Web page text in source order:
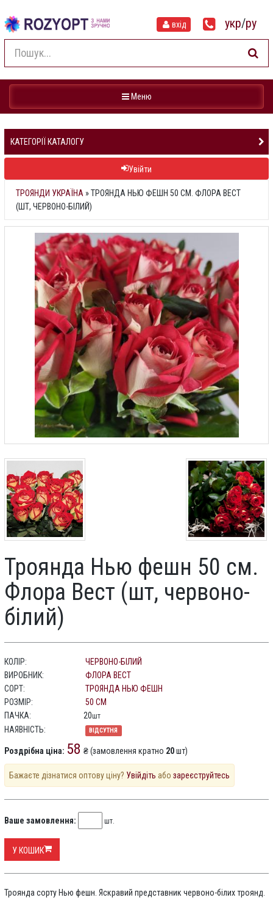
вхід укр/ру
Навігація
Меню
КАТЕГОРІЇ КАТАЛОГУ
Увійти
ТРОЯНДИ УКРАЇНА »ТРОЯНДА НЬЮ ФЕШН 50 СМ. ФЛОРА ВЕСТ
(ШТ, ЧЕРВОНО-БІЛИЙ)
Троянда Нью фешн 50 см.
Флора Вест (шт, червоно-
білий)
КОЛІР:
ЧЕРВОНО-БІЛИЙ
ВИРОБНИК:
ФЛОРА ВЕСТ
СОРТ:
ТРОЯНДА НЬЮ ФЕШН
РОЗМІР:
50 СМ
ПАЧКА:
20шт
НАЯВНІСТЬ: ВІДСУТНЯ
Роздрібна ціна: 58 ₴ (замовлення кратно 20шт)
Бажаєте дізнатися оптову ціну? Увійдіть або зареєструйтесь
Ваше замовлення: шт.
У КОШИК
Троянда сорту Нью фешн. Яскравий представник червоно-білих троянд.